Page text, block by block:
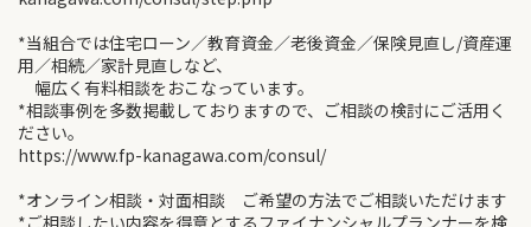
*当組合では住宅ローン／教育資金／老後資金／保険見直し/資産運
用／相続／家計見直しなど、
幅広く有料相談をおこなっています。
*相談事例を多数掲載しておりますので、ご相談の検討にご活用く
ださい。
https://www.fp-kanagawa.com/consul/
*オンライン相談・対面相談 ご希望の方法でご相談いただけます
*ご相談したい内容を得意とするファイナンシャルプランナーを検